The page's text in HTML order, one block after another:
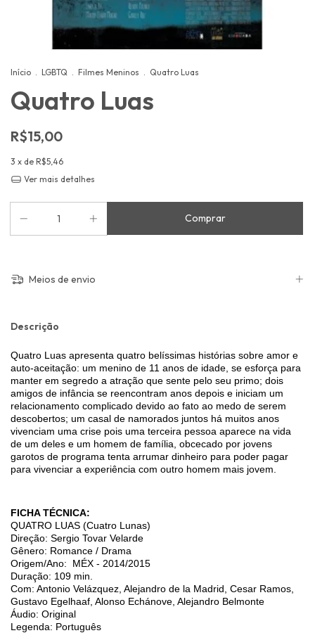
Início . LGBTQ . Filmes Meninos . Quatro Luas
Quatro Luas
R$15,00
3 x de R$5,46
Ver mais detalhes
Meios de envio
Descrição
Quatro Luas apresenta quatro belíssimas histórias sobre amor e
auto-aceitação: um menino de 11 anos de idade, se esforça para
manter em segredo a atração que sente pelo seu primo; dois
amigos de infância se reencontram anos depois e iniciam um
relacionamento complicado devido ao fato ao medo de serem
descobertos; um casal de namorados juntos há muitos anos
vivenciam uma crise pois uma terceira pessoa aparece na vida
de um deles e um homem de família, obcecado por jovens
garotos de programa tenta arrumar dinheiro para poder pagar
para vivenciar a experiência com outro homem mais jovem.
FICHA TÉCNICA:
QUATRO LUAS (Cuatro Lunas)
Direção: Sergio Tovar Velarde
Gênero: Romance / Drama
Origem/Ano: MÉX - 2014/2015
Duração: 109 min.
Com: Antonio Velázquez, Alejandro de la Madrid, Cesar Ramos,
Gustavo Egelhaaf, Alonso Echánove, Alejandro Belmonte
Áudio: Original
Legenda: Português